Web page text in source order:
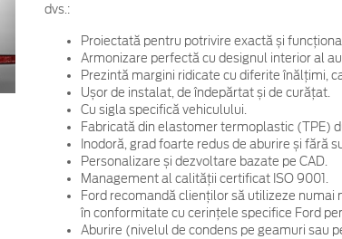
dvs.:
Proiectată pentru potrivire exactă și
Armonizare perfectă cu designul interior al
Prezintă margini ridicate cu diferite înălțimi,
Ușor de instalat, de îndepărtat și de curățat.
Cu sigla specifică vehiculului.
Fabricată din elastomer termoplastic (TPE)
Inodoră, grad foarte redus de aburire și fără
Personalizare și dezvoltare bazate pe CAD.
Management al calității certificat ISO 9001.
Ford recomandă clienților să utilizeze
în conformitate cu cerințele specifice Ford
Aburire (nivelul de condens pe geamuri sau